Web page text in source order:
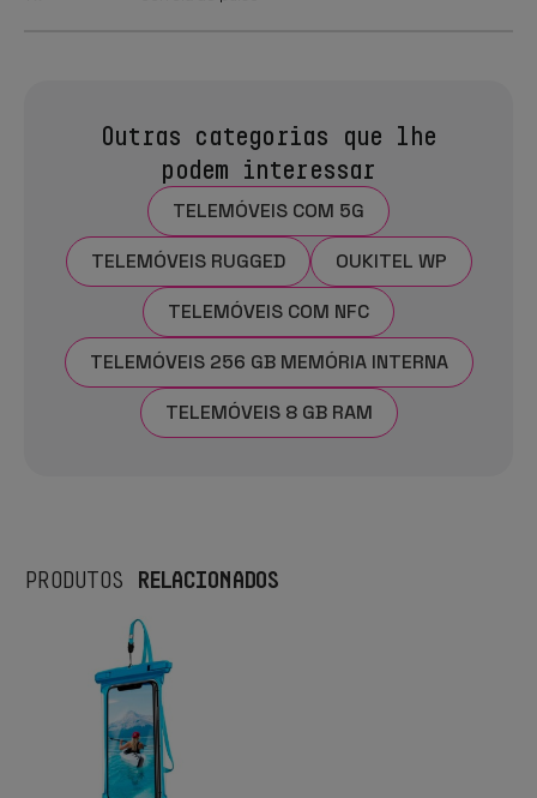
Outras categorias que lhe
podem interessar
TELEMÓVEIS COM 5G
TELEMÓVEIS RUGGED
OUKITEL WP
TELEMÓVEIS COM NFC
TELEMÓVEIS 256 GB MEMÓRIA INTERNA
TELEMÓVEIS 8 GB RAM
PRODUTOS RELACIONADOS